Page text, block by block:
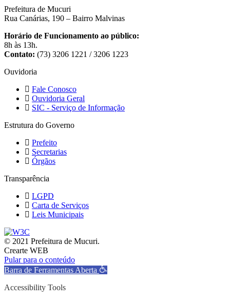
Prefeitura de Mucuri
Rua Canárias, 190 – Bairro Malvinas
Horário de Funcionamento ao público:
8h às 13h.
Contato: (73) 3206 1221 / 3206 1223
Ouvidoria
Fale Conosco
Ouvidoria Geral
SIC - Serviço de Informação
Estrutura do Governo
Prefeito
Secretarias
Órgãos
Transparência
LGPD
Carta de Serviços
Leis Municipais
© 2021 Prefeitura de Mucuri.
Crearte WEB
Pular para o conteúdo
Barra de Ferramentas Aberta
Accessibility Tools